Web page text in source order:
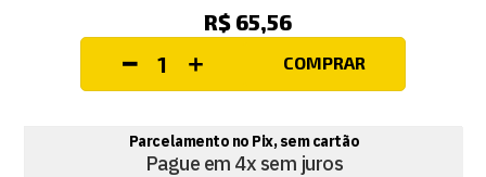
R$ 65,56
COMPRAR